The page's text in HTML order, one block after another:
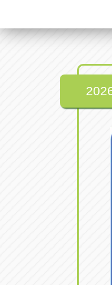
アップル一
アップル春
トラック市
三重県四日